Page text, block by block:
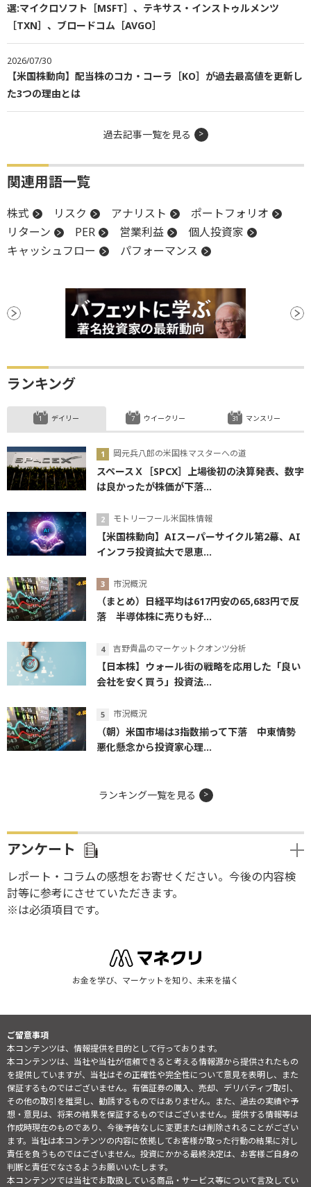
選:マイクロソフト［MSFT］、テキサス・インストゥルメンツ
［TXN］、ブロードコム［AVGO］
2026/07/30
【米国株動向】配当株のコカ・コーラ［KO］が過去最高値を更新し
た3つの理由とは
過去記事一覧を見る
関連用語一覧
株式 リスク アナリスト
ポートフォリオ
リターン
PER 営業利益
個人投資家
キャッシュフロー
パフォーマンス
ランキング
デイリー
岡元兵八郎の米国株マスターへの道
スペースＸ［SPCX］上場後初の決算発表、数字
は良かったが株価が下落...
モトリーフール米国株情報
【米国株動向】AIスーパーサイクル第2幕、AI
インフラ投資拡大で恩恵...
市況概況
（まとめ）日経平均は617円安の65,683円で反
落 半導体株に売りも好...
吉野貴晶のマーケットクオンツ分析
【日本株】ウォール街の戦略を応用した「良い
会社を安く買う」投資法...
市況概況
（朝）米国市場は3指数揃って下落 中東情勢
悪化懸念から投資家心理...
ウイークリー マンスリー
ランキング一覧を見る
アンケート
レポート・コラムの感想をお寄せください。今後の内容検
討等に参考にさせていただきます。
※は必須項目です。
お金を学び、マーケットを知り、未来を描く
ご留意事項
本コンテンツは、情報提供を目的として行っております。
本コンテンツは、当社や当社が信頼できると考える情報源から提供されたもの
を提供していますが、当社はその正確性や完全性について意見を表明し、また
保証するものではございません。有価証券の購入、売却、デリバティブ取引、
その他の取引を推奨し、勧誘するものではありません。また、過去の実績や予
想・意見は、将来の結果を保証するものではございません。提供する情報等は
作成時現在のものであり、今後予告なしに変更または削除されることがござい
ます。当社は本コンテンツの内容に依拠してお客様が取った行動の結果に対し
責任を負うものではございません。投資にかかる最終決定は、お客様ご自身の
判断と責任でなさるようお願いいたします。
本コンテンツでは当社でお取扱している商品・サービス等について言及してい